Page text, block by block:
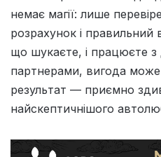
немає магії: лише
розрахунок і правильний
що шукаєте, і працюєте з
партнерами, вигода
результат — приємно
найскептичнішого